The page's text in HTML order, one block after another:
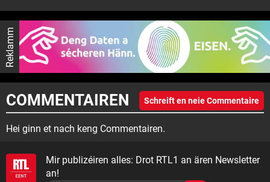
Reklamm
COMMENTAIREN Schreift en neie Commentaire
Hei ginn et nach keng Commentairen.
Mir publizéiren alles: Drot RTL1 an ären Newsletter
an!